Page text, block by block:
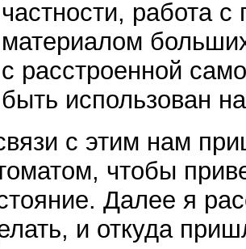
частности, работа
материалом
с расстроенной
быть использован
с этим нам
чтобы
Далее я
и откуда